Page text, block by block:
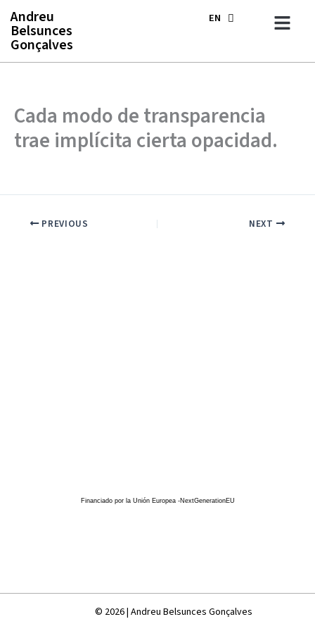
content
Andreu
Belsunces
Gonçalves
EN
ES
Cada modo de transparencia
trae implícita cierta opacidad.
PREVIOUS NEXT
Financiado por la Unión Europea -NextGenerationEU
© 2026 | Andreu Belsunces Gonçalves